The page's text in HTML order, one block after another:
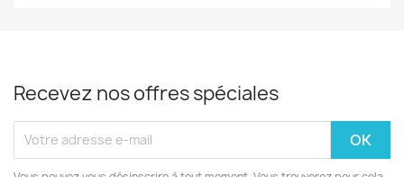
Recevez nos offres spéciales